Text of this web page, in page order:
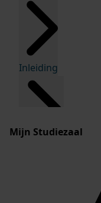
Inleiding
Mijn Studiezaal